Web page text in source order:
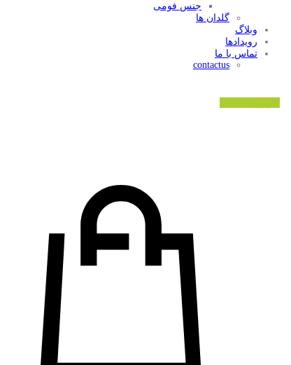
جنس فومی
گلدان ها
وبلاگ
رویدادها
تماس با ما
contactus